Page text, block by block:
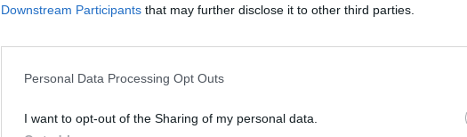
Downstream Participants that may further disclose it to other third parties.
Personal Data Processing Opt Outs
I want to opt-out of the Sharing of my personal data.
χρόνια, προσφέροντας ένα
ξεπέρασε κάθε προσδοκία.
ΠΕΡΙΣΣΌΤΕΡΑ ...